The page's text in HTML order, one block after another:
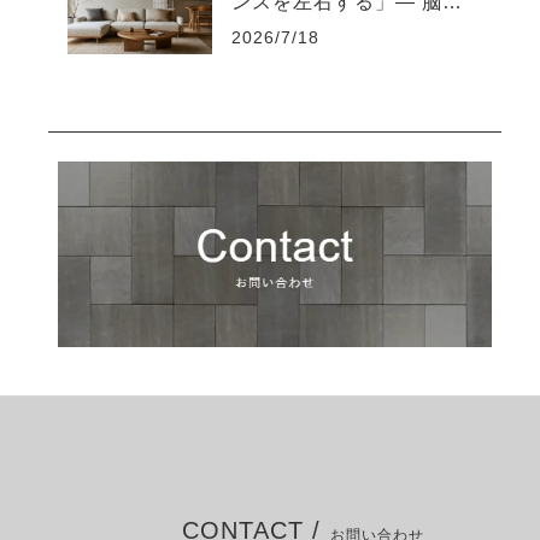
疲れさせない“知的な住環
2026/7/18
CONTACT / お問い合わせ